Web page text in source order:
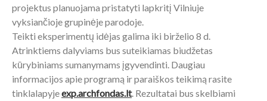
projektus planuojama pristatyti lapkritį Vilniuje
vyksiančioje grupinėje parodoje.
Teikti eksperimentų idėjas galima iki birželio 8 d.
Atrinktiems dalyviams bus suteikiamas biudžetas
kūrybiniams sumanymams įgyvendinti. Daugiau
informacijos apie programą ir paraiškos teikimą rasite
tinklalapyjeexp.archfondas.lt. Rezultatai bus skelbiami